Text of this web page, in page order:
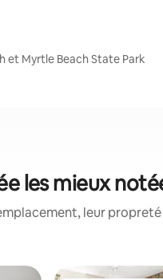
et Myrtle Beach State Park
les mieux
leur